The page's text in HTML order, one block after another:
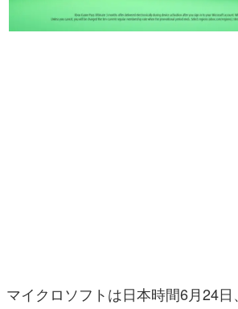
なんでゲームは面白い？
アプリレビュー
マイクロソフトは日本時間6月24日、